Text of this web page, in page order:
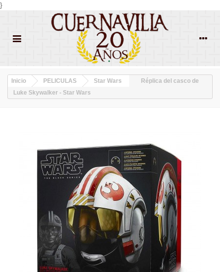
}
Inicio PELICULAS Star Wars
Réplica del casco de
Luke Skywalker - Star Wars